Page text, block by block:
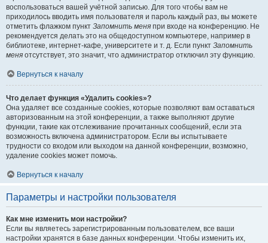
воспользоваться вашей учётной записью. Для того чтобы вам не
приходилось вводить имя пользователя и пароль каждый раз, вы можете
отметить флажком пункт Запомнить меня при входе на конференцию. Не
рекомендуется делать это на общедоступном компьютере, например в
библиотеке, интернет-кафе, университете и т. д. Если пункт Запомнить
меня отсутствует, это значит, что администратор отключил эту функцию.
Вернуться к началу
Что делает функция «Удалить cookies»?
Она удаляет все созданные cookies, которые позволяют вам оставаться
авторизованным на этой конференции, а также выполняют другие
функции, такие как отслеживание прочитанных сообщений, если эта
возможность включена администратором. Если вы испытываете
трудности со входом или выходом на данной конференции, возможно,
удаление cookies может помочь.
Вернуться к началу
Параметры и настройки пользователя
Как мне изменить мои настройки?
Если вы являетесь зарегистрированным пользователем, все ваши
настройки хранятся в базе данных конференции. Чтобы изменить их,